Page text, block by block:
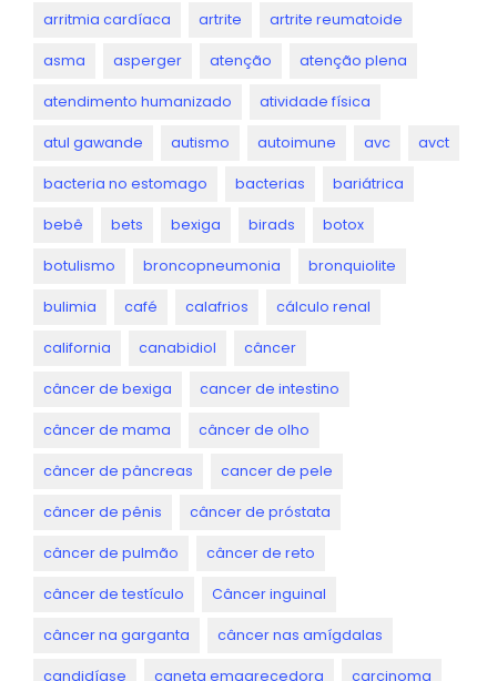
arritmia cardíaca artrite artrite reumatoide
asma asperger atenção atenção plena
atendimento humanizado atividade física
atul gawande autismo autoimune avc avct
bacteria no estomago bacterias bariátrica
bebê bets bexiga birads botox
botulismo broncopneumonia bronquiolite
bulimia café calafrios cálculo renal
california canabidiol câncer
câncer de bexiga cancer de intestino
câncer de mama câncer de olho
câncer de pâncreas cancer de pele
câncer de pênis câncer de próstata
câncer de pulmão câncer de reto
câncer de testículo Câncer inguinal
câncer na garganta câncer nas amígdalas
candidíase caneta emagrecedora carcinoma